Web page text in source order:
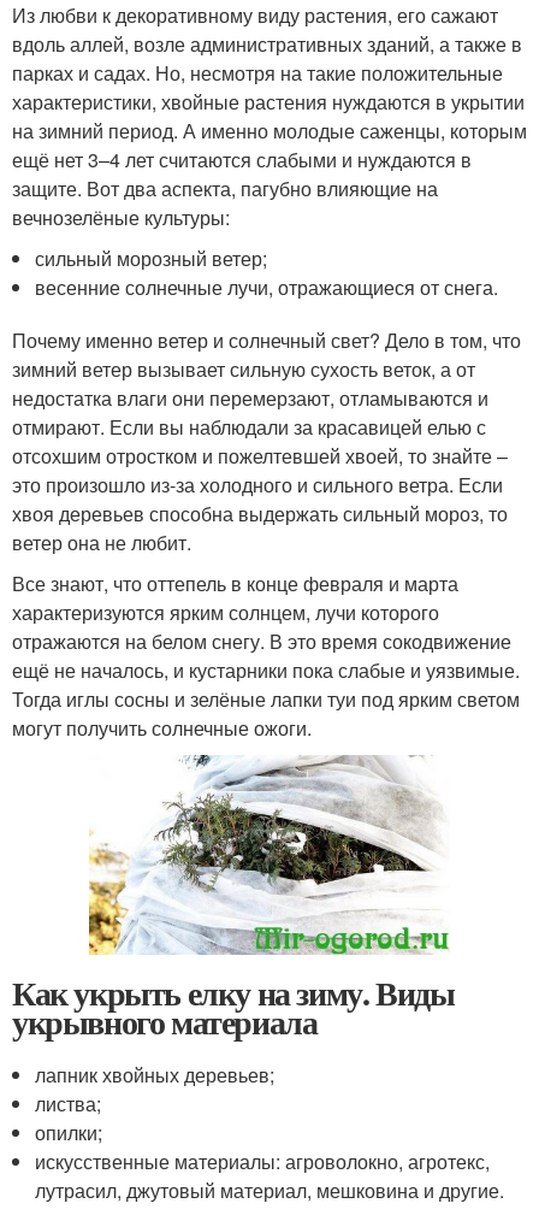
Из любви к декоративному виду растения, его сажают
вдоль аллей, возле административных зданий, а также в
парках и садах. Но, несмотря на такие положительные
характеристики, хвойные растения нуждаются в укрытии
на зимний период. А именно молодые саженцы, которым
ещё нет 3–4 лет считаются слабыми и нуждаются в
защите. Вот два аспекта, пагубно влияющие на
вечнозелёные культуры:
сильный морозный ветер;
весенние солнечные лучи, отражающиеся от снега.
Почему именно ветер и солнечный свет? Дело в том, что
зимний ветер вызывает сильную сухость веток, а от
недостатка влаги они перемерзают, отламываются и
отмирают. Если вы наблюдали за красавицей елью с
отсохшим отростком и пожелтевшей хвоей, то знайте –
это произошло из-за холодного и сильного ветра. Если
хвоя деревьев способна выдержать сильный мороз, то
ветер она не любит.
Все знают, что оттепель в конце февраля и марта
характеризуются ярким солнцем, лучи которого
отражаются на белом снегу. В это время сокодвижение
ещё не началось, и кустарники пока слабые и уязвимые.
Тогда иглы сосны и зелёные лапки туи под ярким светом
могут получить солнечные ожоги.
Как укрыть елку на зиму. Виды
укрывного материала
лапник хвойных деревьев;
листва;
опилки;
искусственные материалы: агроволокно, агротекс,
лутрасил, джутовый материал, мешковина и другие.